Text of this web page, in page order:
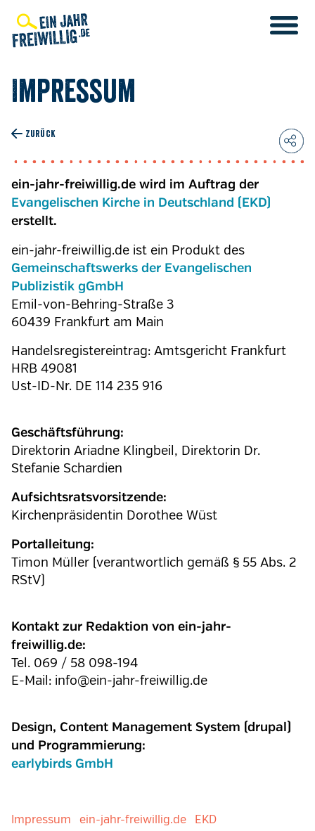
zum
Inhalt
Impressum
ZURÜCK
ein-jahr-freiwillig.de wird im Auftrag der
Evangelischen Kirche in Deutschland (EKD)
erstellt.
ein-jahr-freiwillig.de ist ein Produkt des
Gemeinschaftswerks der Evangelischen
Publizistik gGmbH
Emil-von-Behring-Straße 3
60439 Frankfurt am Main
Handelsregistereintrag: Amtsgericht Frankfurt
HRB 49081
Ust-ID-Nr. DE 114 235 916
Geschäftsführung:
Direktorin Ariadne Klingbeil, Direktorin Dr.
Stefanie Schardien
Aufsichtsratsvorsitzende:
Kirchenpräsidentin Dorothee Wüst
Portalleitung:
Timon Müller (verantwortlich gemäß § 55 Abs. 2
RStV)
Kontakt zur Redaktion von ein-jahr-
freiwillig.de:
Tel. 069 / 58 098-194
E-Mail: info@ein-jahr-freiwillig.de
Design, Content Management System (drupal)
und Programmierung:
earlybirds GmbH
Impressum ein-jahr-freiwillig.de
EKD